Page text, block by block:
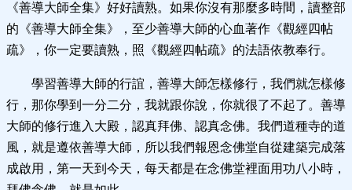
《善導大師全集》好好讀熟。如果你沒有那麼多時間，讀整部
的《善導大師全集》，至少善導大師的心血著作《觀經四帖
疏》，你一定要讀熟，照《觀經四帖疏》的法語依教奉行。
學習善導大師的行誼，善導大師怎樣修行，我們就怎樣修
行，那你學到一分二分，我就跟你說，你就很了不起了。善導
大師的修行進入大殿，認真拜佛、認真念佛。我們道種寺的道
風，就是遵依善導大師，所以我們報恩念佛堂自從建築完成落
成啟用，第一天到今天，每天都是在念佛堂裡面用功八小時，